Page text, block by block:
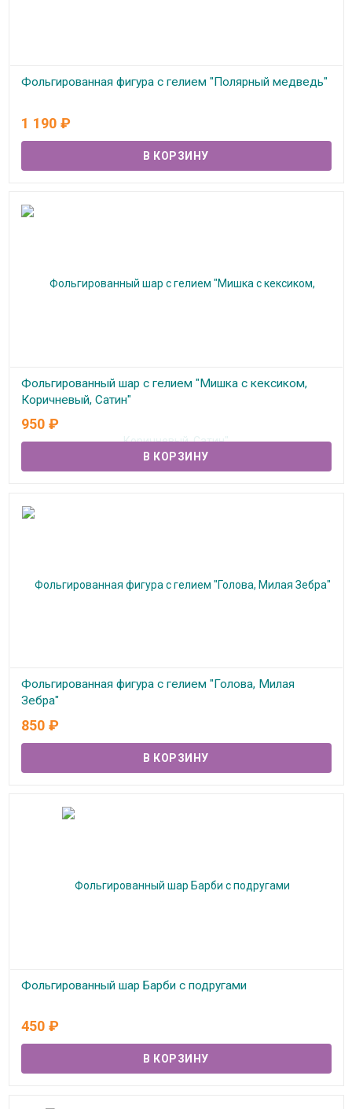
Фольгированная фигура с гелием "Полярный медведь"
1 190 ₽
Фольгированный шар с гелием "Мишка с кексиком,
Коричневый, Сатин"
В наличии
950 ₽
Фольгированная фигура с гелием "Голова, Милая
Зебра"
В наличии
850 ₽
Фольгированный шар Барби с подругами
450 ₽